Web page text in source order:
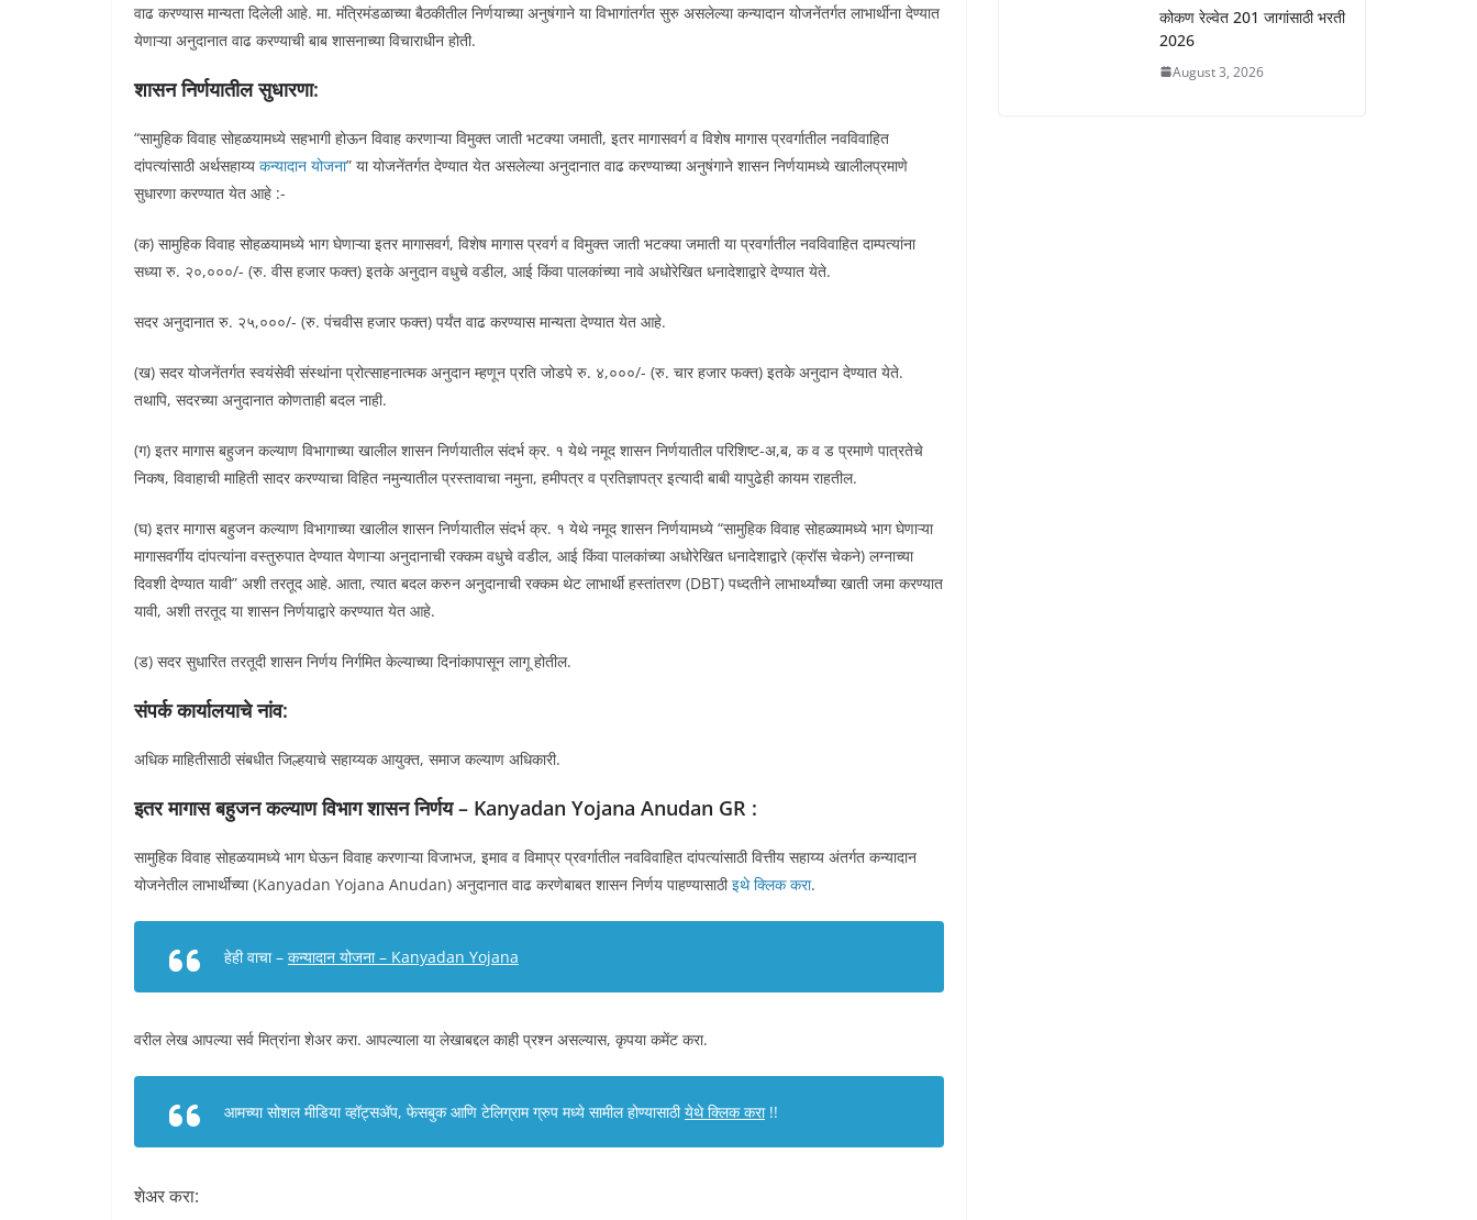
वाढ करण्यास मान्यता दिलेली आहे. मा. मंत्रिमंडळाच्या बैठकीतील निर्णयाच्या अनुषंगाने या विभागांतर्गत सुरु असलेल्या कन्यादान योजनेंतर्गत लाभार्थीना देण्यात
येणाऱ्या अनुदानात वाढ करण्याची बाब शासनाच्या विचाराधीन होती.
शासन निर्णयातील सुधारणा:
“सामुहिक विवाह सोहळयामध्ये सहभागी होऊन विवाह करणाऱ्या विमुक्त जाती भटक्या जमाती, इतर मागासवर्ग व विशेष मागास प्रवर्गातील नवविवाहित
दांपत्यांसाठी अर्थसहाय्य कन्यादान योजना” या योजनेंतर्गत देण्यात येत असलेल्या अनुदानात वाढ करण्याच्या अनुषंगाने शासन निर्णयामध्ये खालीलप्रमाणे
सुधारणा करण्यात येत आहे :-
(क) सामुहिक विवाह सोहळयामध्ये भाग घेणाऱ्या इतर मागासवर्ग, विशेष मागास प्रवर्ग व विमुक्त जाती भटक्या जमाती या प्रवर्गातील नवविवाहित दाम्पत्यांना
सध्या रु. २०,०००/- (रु. वीस हजार फक्त) इतके अनुदान वधुचे वडील, आई किंवा पालकांच्या नावे अधोरेखित धनादेशाद्वारे देण्यात येते.
सदर अनुदानात रु. २५,०००/- (रु. पंचवीस हजार फक्त) पर्यंत वाढ करण्यास मान्यता देण्यात येत आहे.
(ख) सदर योजनेंतर्गत स्वयंसेवी संस्थांना प्रोत्साहनात्मक अनुदान म्हणून प्रति जोडपे रु. ४,०००/- (रु. चार हजार फक्त) इतके अनुदान देण्यात येते.
तथापि, सदरच्या अनुदानात कोणताही बदल नाही.
(ग) इतर मागास बहुजन कल्याण विभागाच्या खालील शासन निर्णयातील संदर्भ क्र. १ येथे नमूद शासन निर्णयातील परिशिष्ट-अ,ब, क व ड प्रमाणे पात्रतेचे
निकष, विवाहाची माहिती सादर करण्याचा विहित नमुन्यातील प्रस्तावाचा नमुना, हमीपत्र व प्रतिज्ञापत्र इत्यादी बाबी यापुढेही कायम राहतील.
(घ) इतर मागास बहुजन कल्याण विभागाच्या खालील शासन निर्णयातील संदर्भ क्र. १ येथे नमूद शासन निर्णयामध्ये “सामुहिक विवाह सोहळ्यामध्ये भाग घेणाऱ्या
मागासवर्गीय दांपत्यांना वस्तुरुपात देण्यात येणाऱ्या अनुदानाची रक्कम वधुचे वडील, आई किंवा पालकांच्या अधोरेखित धनादेशाद्वारे (क्रॉस चेकने) लग्नाच्या
दिवशी देण्यात यावी” अशी तरतूद आहे. आता, त्यात बदल करुन अनुदानाची रक्कम थेट लाभार्थी हस्तांतरण (DBT) पध्दतीने लाभार्थ्यांच्या खाती जमा करण्यात
यावी, अशी तरतूद या शासन निर्णयाद्वारे करण्यात येत आहे.
(ड) सदर सुधारित तरतूदी शासन निर्णय निर्गमित केल्याच्या दिनांकापासून लागू होतील.
संपर्क कार्यालयाचे नांव:
अधिक माहितीसाठी संबधीत जिल्हयाचे सहाय्यक आयुक्त, समाज कल्याण अधिकारी.
इतर मागास बहुजन कल्याण विभाग शासन निर्णय – Kanyadan Yojana Anudan GR :
सामुहिक विवाह सोहळयामध्ये भाग घेऊन विवाह करणाऱ्या विजाभज, इमाव व विमाप्र प्रवर्गातील नवविवाहित दांपत्यांसाठी वित्तीय सहाय्य अंतर्गत कन्यादान
योजनेतील लाभार्थींच्या (Kanyadan Yojana Anudan) अनुदानात वाढ करणेबाबत शासन निर्णय पाहण्यासाठीइथे क्लिक करा.
हेही वाचा – कन्यादान योजना – Kanyadan Yojana
वरील लेख आपल्या सर्व मित्रांना शेअर करा. आपल्याला या लेखाबद्दल काही प्रश्न असल्यास, कृपया कमेंट करा.
आमच्या सोशल मीडिया व्हॉट्सअ‍ॅप, फेसबुक आणि टेलिग्राम ग्रुप मध्ये सामील होण्यासाठीयेथे क्लिक करा!!
शेअर करा:
कोकण रेल्वेत 201 जागांसाठी भरती
2026
August 3, 2026